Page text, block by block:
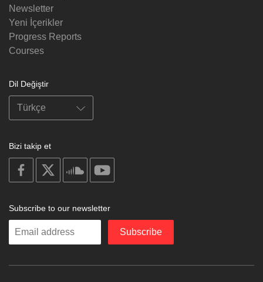
Newsletter
Yeni İçerikler
Progress Reports
Courses
Dil Değiştir
Bizi takip et
on
facebook
soundcloud
Subscribe to our newsletter
Enter
Subscribe